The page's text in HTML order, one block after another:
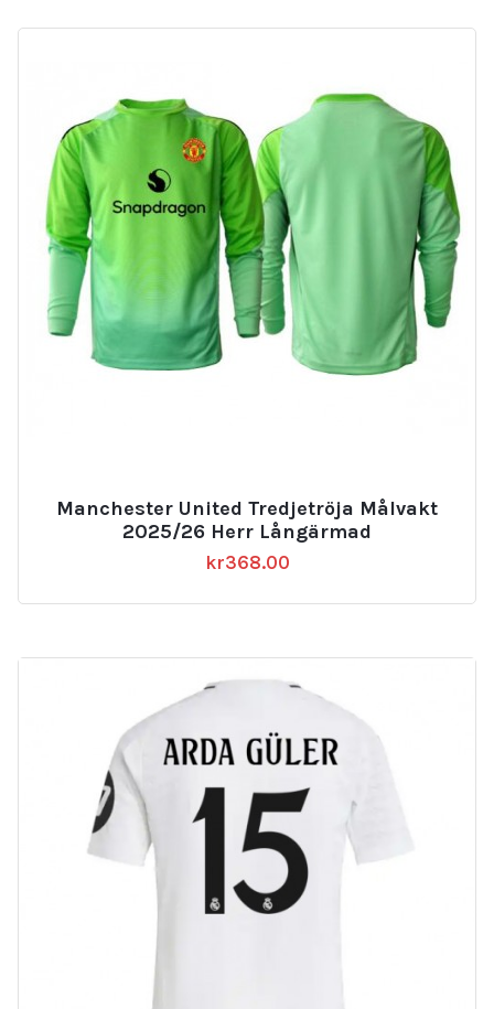
Manchester United Tredjetröja Målvakt
2025/26 Herr Långärmad
kr368.00